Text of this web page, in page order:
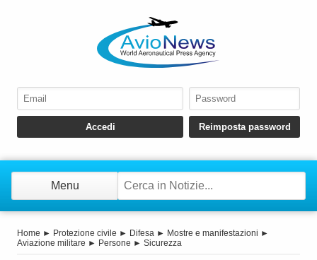
Menu
Home ► Protezione civile ► Difesa ► Mostre e manifestazioni ►
Aviazione militare ► Persone ► Sicurezza